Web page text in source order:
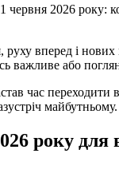
червня 2026 року:
руху вперед і
важливе або
час
майбутньому.
року для